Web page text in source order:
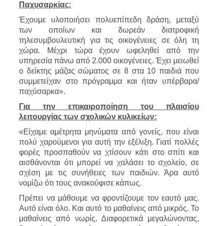
Παχυσαρκίας:
Έχουμε υλοποιήσει πολυεπίπεδη δράση, μεταξύ
των οποίων και δωρεάν διατροφική
τηλεσυμβουλευτική για τις οικογένειες σε όλη τη
χώρα. Μέχρι τώρα έχουν ωφεληθεί από την
υπηρεσία πάνω από 2.000 οικογένειες. Έχει μειωθεί
ο δείκτης μάζας σώματος σε 8 στα 10 παιδιά που
συμμετείχαν στο πρόγραμμα και ήταν υπέρβαρα/
παχύσαρκα».
Για την επικαιροποίηση του πλαισίου
λειτουργίας των σχολικών κυλικείων:
«Είχαμε αμέτρητα μηνύματα από γονείς, που είναι
πολύ χαρούμενοι για αυτή την εξέλιξη. Γιατί πολλές
φορές προσπαθούν να χτίσουν κάτι στο σπίτι και
αισθάνονται ότι μπορεί να χαλάσει το σχολείο, σε
σχέση με τις συνήθειες των παιδιών. Άρα αυτό
νομίζω ότι τους ανακούφισε κάπως.
Πρέπει να μάθουμε να φροντίζουμε τον εαυτό μας.
Αυτό είναι όλο. Και αυτό το μαθαίνεις από μικρός. Το
μαθαίνεις από νωρίς. Διαφορετικά μεγαλώνοντας,